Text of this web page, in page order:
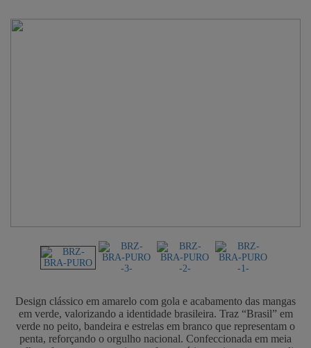
Design clássico em amarelo com gola e acabamento das mangas
em verde, valorizando a identidade brasileira. Traz “Brasil” em
verde no peito, bandeira e estrelas em branco que representam o
penta, reforçando o orgulho nacional. Confeccionada em meia